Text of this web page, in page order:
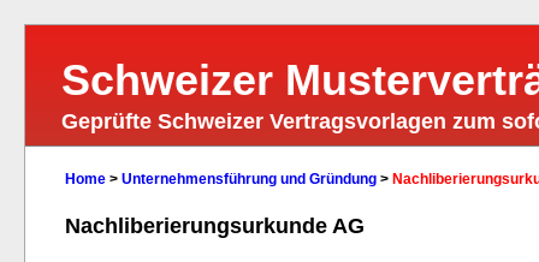
Schweizer
Geprüfte Schweizer Vertragsvorlagen zum
Home > Unternehmensführung und Gründung >
Nachliberierungsurkunde AG